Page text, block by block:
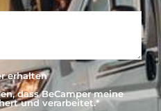
erhalten
dass BeCamper meine
und verarbeitet.*